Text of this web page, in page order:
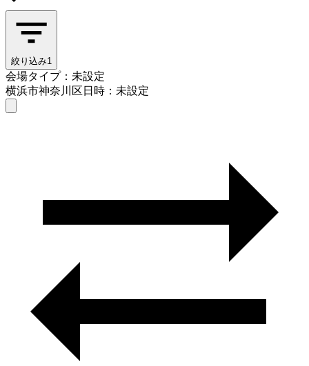
絞り込み1
会場タイプ：未設定
横浜市神奈川区日時：未設定